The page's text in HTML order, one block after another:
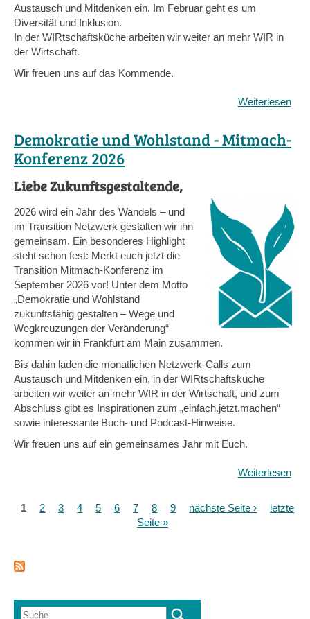
Austausch und Mitdenken ein. Im Februar geht es um
Diversität und Inklusion.
In der WIRtschaftsküche arbeiten wir weiter an mehr WIR in
der Wirtschaft.
Wir freuen uns auf das Kommende.
Weiterlesen
Call
Demokratie und Wohlstand - Mitmach-
Konferenz 2026
Liebe Zukunftsgestaltende,
2026 wird ein Jahr des Wandels – und
im Transition Netzwerk gestalten wir ihn
gemeinsam. Ein besonderes Highlight
steht schon fest: Merkt euch jetzt die
Transition Mitmach-Konferenz im
September 2026 vor! Unter dem Motto
„Demokratie und Wohlstand
zukunftsfähig gestalten – Wege und
Wegkreuzungen der Veränderung“
kommen wir in Frankfurt am Main zusammen.
Bis dahin laden die monatlichen Netzwerk-Calls zum
Austausch und Mitdenken ein, in der WIRtschaftsküche
arbeiten wir weiter an mehr WIR in der Wirtschaft, und zum
Abschluss gibt es Inspirationen zum „einfach.jetzt.machen“
sowie interessante Buch- und Podcast-Hinweise.
Wir freuen uns auf ein gemeinsames Jahr mit Euch.
Weiterlesen
Seiten
1 2 3 4 5 6 7 8 9 nächste Seite ›
letzte
Seite »
Suche